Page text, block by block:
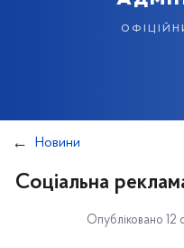
Новини
Соціальна
Опубліковано 12